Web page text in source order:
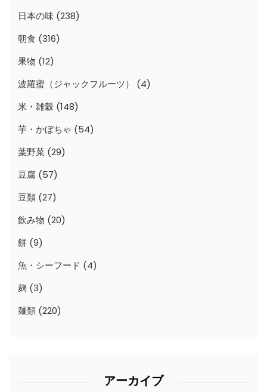
日本の味 (238)
朝食 (316)
果物 (12)
波羅蜜（ジャックフルーツ）
(4)
米・雑穀 (148)
芋・かぼちゃ (54)
葉野菜 (29)
豆腐 (57)
豆類 (27)
飲み物 (20)
餅 (9)
魚・シーフード (4)
麹 (3)
麺類 (220)
アーカイブ